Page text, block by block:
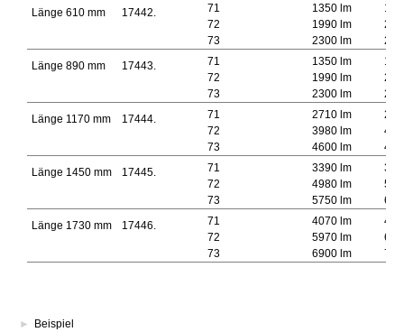
Länge 610 mm 17442. 71 1350 lm
72
1990 lm
73
2300 lm
Länge 890 mm
17443. 71 1350 lm
72
1990 lm
73
2300 lm
Länge 1170 mm
17444. 71 2710 lm
72
3980 lm
73
4600 lm
Länge 1450 mm
17445. 71 3390 lm
72
4980 lm
73
5750 lm
Länge 1730 mm
17446. 71 4070 lm
72
5970 lm
73
6900 lm
►
Beispiel